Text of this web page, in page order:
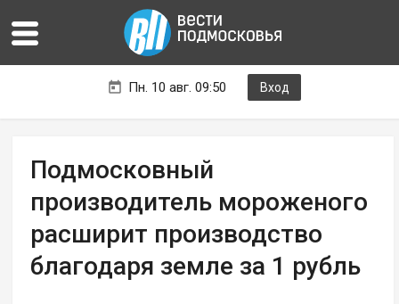
Пн. 10 авг. 09:50 Вход
Подмосковный
производитель мороженого
расширит производство
благодаря земле за 1 рубль